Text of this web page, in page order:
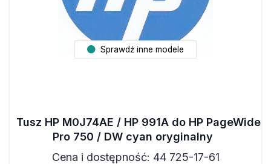
Sprawdź inne modele
Tusz HP M0J74AE / HP 991A do HP PageWide
Pro 750 / DW cyan oryginalny
Cena i dostępność: 44 725-17-61